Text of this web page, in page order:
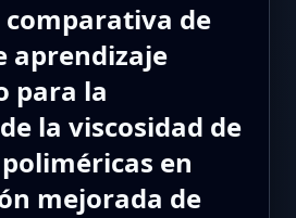
comparativa de
aprendizaje
para la
la viscosidad de
en
mejorada de